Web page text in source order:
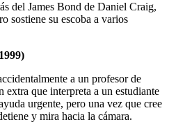
del James Bond de Daniel Craig,
sostiene su escoba a varios
a un profesor de
extra que interpreta a un estudiante
urgente, pero una vez que cree
y mira hacia la cámara.